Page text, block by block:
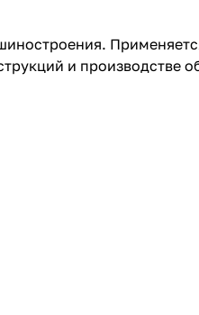
и производстве